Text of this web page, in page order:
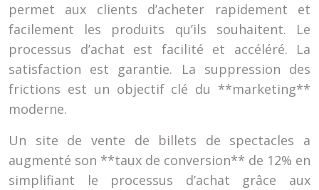
permet aux clients d’acheter rapidement et
facilement les produits qu’ils souhaitent. Le
processus d’achat est facilité et accéléré. La
satisfaction est garantie. La suppression des
frictions est un objectif clé du **marketing**
moderne.
Un site de vente de billets de spectacles a
augmenté son **taux de conversion** de 12% en
simplifiant le processus d’achat grâce aux